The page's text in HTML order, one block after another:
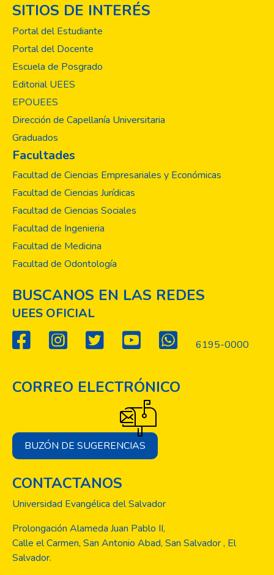
Empresariales y Económicas, “Lic. Mauricio
Antonio Barrientos Murcia”, de la
(UEES). En el desarrollo del documento se
plasman las diferentes investigaciones de
Investigación I y II, quienes desarrollan sus
perfiles de investigación, con enfoque en
con una realidad que exige cada vez jóvenes
con espíritu investigador y emprendedor,
relacionados con su empresa y sus
mercados.
SITIOS DE INTERÉS
Portal del Estudiante
Portal del Docente
Escuela de Posgrado
Editorial UEES
EPOUEES
Dirección de Capellanía Universitaria
Graduados
Facultades
Facultad de Ciencias Empresariales y Económicas
Facultad de Ciencias Jurídicas
Facultad de Ciencias Sociales
Facultad de Ingenieria
Facultad de Medicina
Facultad de Odontología
BUSCANOS EN LAS REDES
UEES OFICIAL
6195-0000
CORREO ELECTRÓNICO
BUZÓN DE SUGERENCIAS
CONTACTANOS
Universidad Evangélica del Salvador
Prolongación Alameda Juan Pablo II,
Calle el Carmen, San Antonio Abad, San Salvador , El
Salvador.